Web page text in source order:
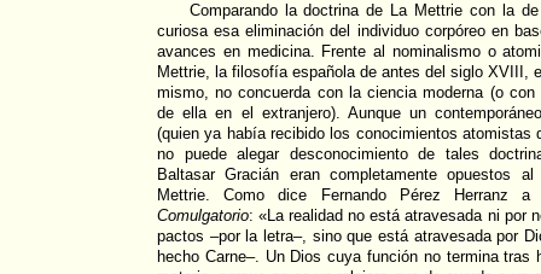
Comparando la doctrina de La Mettrie con la
curiosa esa eliminación del individuo corpóreo en
avances en medicina. Frente al nominalismo o
Mettrie, la filosofía española de antes del siglo XVIII,
mismo, no concuerda con la ciencia moderna (o
de ella en el extranjero). Aunque un
(quien ya había recibido los conocimientos atomistas
no puede alegar desconocimiento de tales
Baltasar Gracián eran completamente opuestos
Mettrie. Como dice Fernando Pérez Herranz
Comulgatorio: «La realidad no está atravesada ni por
pactos –por la letra–, sino que está atravesada por
hecho Carne–. Un Dios cuya función no termina tras